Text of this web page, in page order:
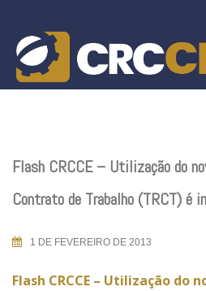
content
Flash CRCCE – Utilização do
Contrato de Trabalho (TRCT) é
1 DE FEVEREIRO DE 2013
Flash CRCCE – Utilização do